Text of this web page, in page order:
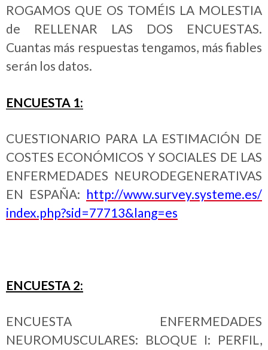
ROGAMOS QUE OS TOMÉIS LA MOLESTIA
de RELLENAR LAS DOS ENCUESTAS.
Cuantas más respuestas tengamos, más fiables
serán los datos.
ENCUESTA 1:
CUESTIONARIO PARA LA ESTIMACIÓN DE
COSTES ECONÓMICOS Y SOCIALES DE LAS
ENFERMEDADES NEURODEGENERATIVAS
EN ESPAÑA: http://www.survey.systeme.es/
index.php?sid=77713&lang=es
ENCUESTA 2:
ENCUESTA ENFERMEDADES
NEUROMUSCULARES: BLOQUE I: PERFIL,